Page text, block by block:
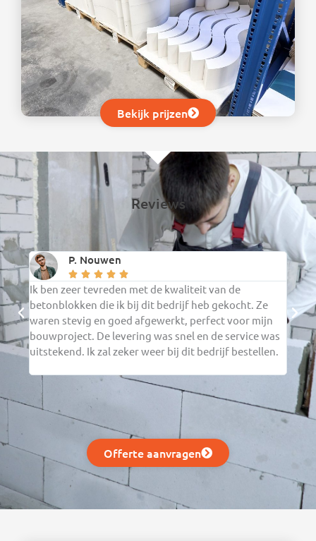
Bekijk prijzen
Reviews
P. Nouwen
    
Ik ben zeer tevreden met de kwaliteit van de
betonblokken die ik bij dit bedrijf heb gekocht. Ze
waren stevig en goed afgewerkt, perfect voor mijn
bouwproject. De levering was snel en de service was
uitstekend. Ik zal zeker weer bij dit bedrijf bestellen.
De
in
en
Offerte aanvragen